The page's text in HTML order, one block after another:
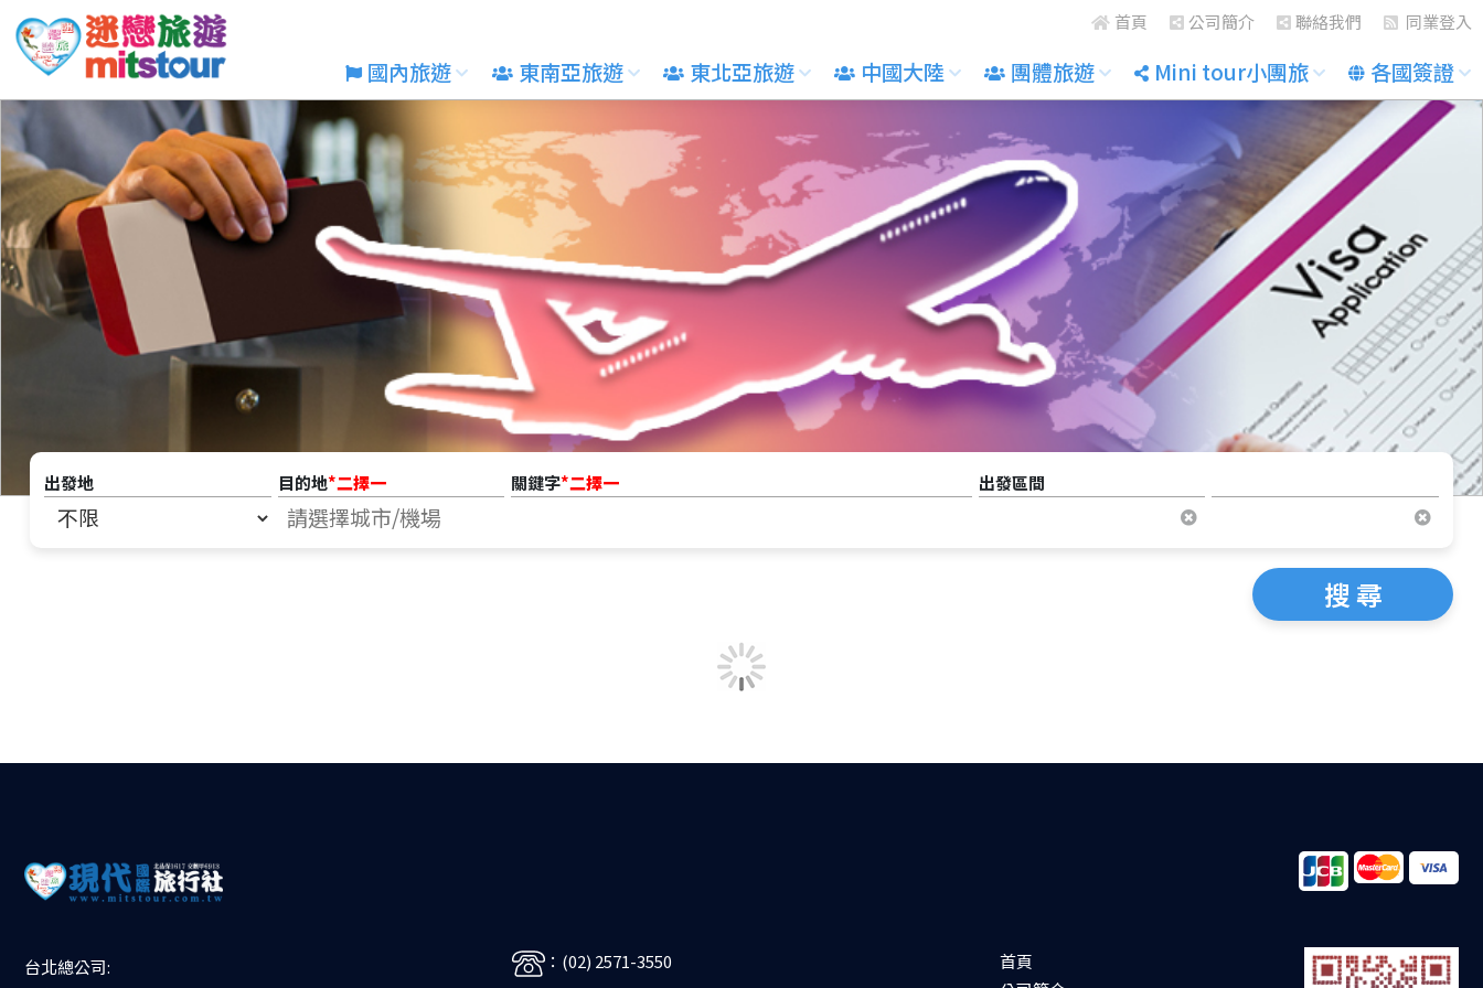
同業登入
聯絡我們
公司簡介
首頁
各國簽證
Mini tour小團旅
團體旅遊
中國大陸
東北亞旅遊
東南亞旅遊
國內旅遊
出發地 目的地*二擇一 關鍵字*二擇一 出發區間
搜 尋
台北總公司:
：(02) 2571-3550
首頁